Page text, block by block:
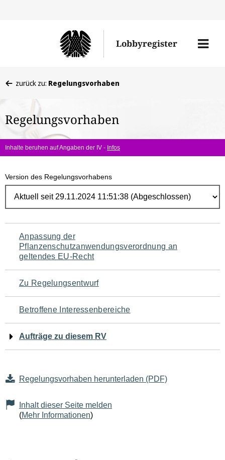
Lobbyregister
Menü
befinden
hier:
zurück zu: Regelungsvorhaben
Regelungsvorhaben
Inhalte beruhen auf Angaben der IV - Infos
Version des Regelungsvorhabens
Navigation
für
den
Seiteninhalt
Anpassung der
Pflanzenschutzanwendungsverordnung an
geltendes EU-Recht
Zu Regelungsentwurf
Betroffene Interessenbereiche
Aufträge zu diesem RV
Regelungsvorhaben herunterladen (PDF)
Inhalt dieser Seite melden
(Mehr Informationen)